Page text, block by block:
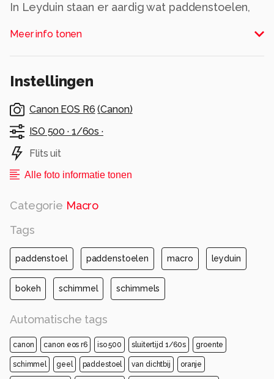
In Leyduin staan er aardig wat paddenstoelen,
Meer info tonen
Instellingen
Canon EOS R6 (Canon)
ISO 500 · 1/60s ·
Flits uit
Alle foto informatie tonen
Categorie Macro
Tags
paddenstoel paddenstoelen macro leyduin
bokeh schimmel schimmels
Automatische tags
canon canon eos r6 iso 500 sluitertijd 1/60s groente
schimmel geel paddestoel van dichtbij oranje